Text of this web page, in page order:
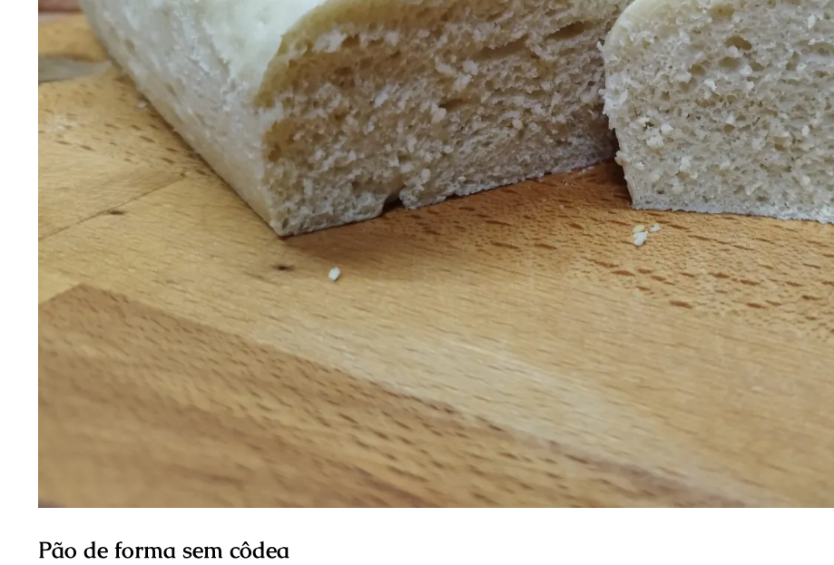
Pão de forma sem côdea